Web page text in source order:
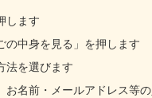
します
の中身を見る」を押します
法を選びます
お名前・メールアドレス等